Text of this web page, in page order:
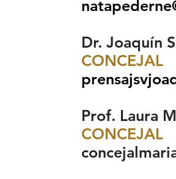
Dr. Joaquín
CONCEJAL
Prof. Laura
CONCEJAL